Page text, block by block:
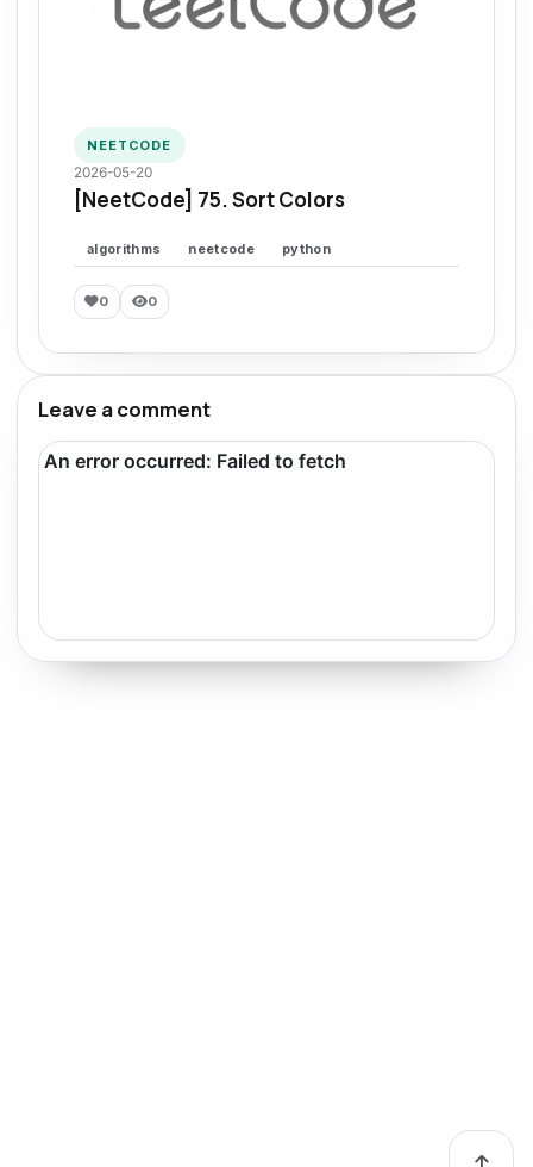
NEETCODE
2026-05-20
[NeetCode] 75. Sort Colors
algorithms neetcode python
0 0
Leave a comment